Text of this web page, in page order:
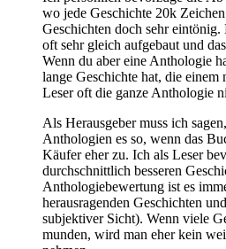
wo jede Geschichte 20k
Geschichten doch sehr
oft sehr gleich aufgebaut und
Wenn du aber eine Anthologie
lange Geschichte hat, die
Leser oft die ganze Anthologie
Als Herausgeber muss ich
Anthologien es so, wenn das
Käufer eher zu. Ich als Leser
durchschnittlich besseren
Anthologiebewertung ist es
herausragenden Geschichten
subjektiver Sicht). Wenn viele
munden, wird man eher kein